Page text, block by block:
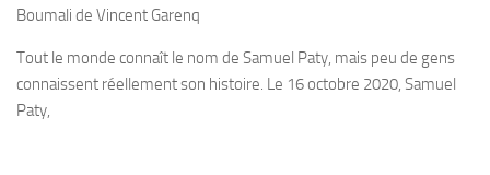
Boumali de Vincent Garenq
Tout le monde connaît le nom de Samuel Paty, mais peu de gens
connaissent réellement son histoire. Le 16 octobre 2020, Samuel
Paty,